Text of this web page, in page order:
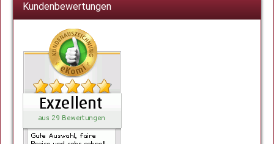
Kundenbewertungen